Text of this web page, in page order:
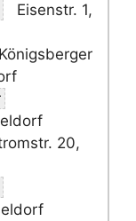
Eisenstr. 1,
Königsberger
20,